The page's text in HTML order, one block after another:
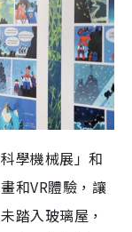
學機械展」和
和VR體驗，讓
踏入玻璃屋，